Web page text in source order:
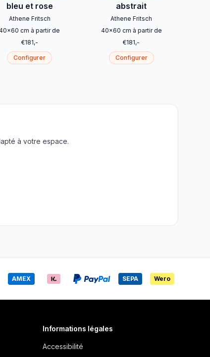
bleu et rose
Athene Fritsch
x60 cm à partir de
€181,-
Configurer
abstrait
Athene Fritsch
40x60 cm à partir de
€181,-
Configurer
à votre espace.
AMEX SEPA Wero
Informations légales
Accessibilité